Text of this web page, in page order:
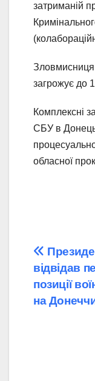
затриманій
Зловмисниця
загрожує до
Комплексні
СБУ в
обласної
відвідав
позиції
на